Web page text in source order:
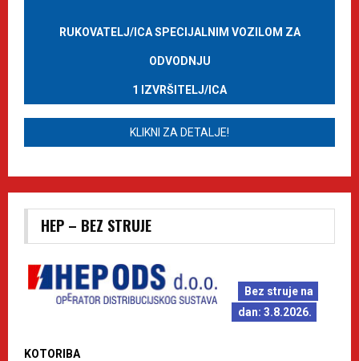
RUKOVATELJ/ICA SPECIJALNIM VOZILOM ZA
ODVODNJU
1 IZVRŠITELJ/ICA
KLIKNI ZA DETALJE!
HEP – BEZ STRUJE
Bez struje na
dan: 3.8.2026.
KOTORIBA